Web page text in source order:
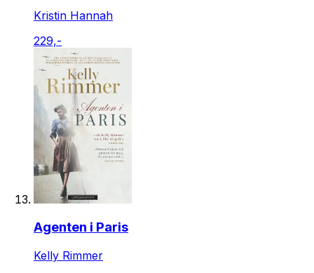
Kristin Hannah
229,-
Agenten i Paris
Kelly Rimmer